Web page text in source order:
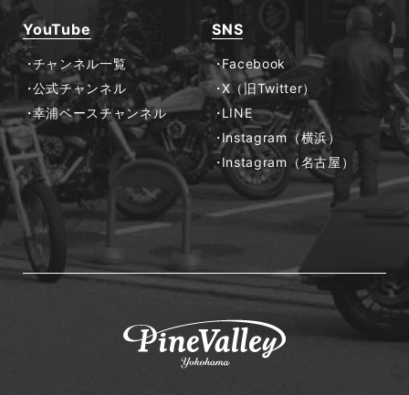
YouTube
チャンネル一覧
公式チャンネル
幸浦ベースチャンネル
SNS
Facebook
X（旧Twitter）
LINE
Instagram（横浜）
Instagram（名古屋）